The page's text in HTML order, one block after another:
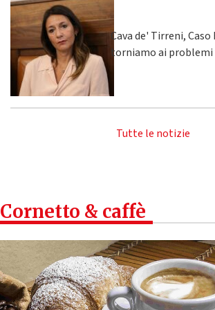
Cava de' Tirreni,
torniamo ai problemi
Tutte le notizie
Cornetto & caffè